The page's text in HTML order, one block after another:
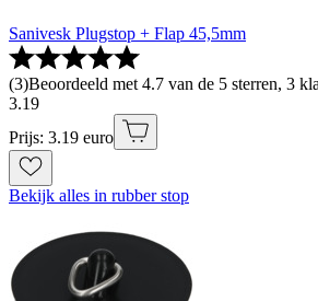
Sanivesk Plugstop + Flap 45,5mm
(3)Beoordeeld met 4.7 van de 5 sterren, 3
3.19
Prijs: 3.19 euro
Bekijk alles in rubber stop